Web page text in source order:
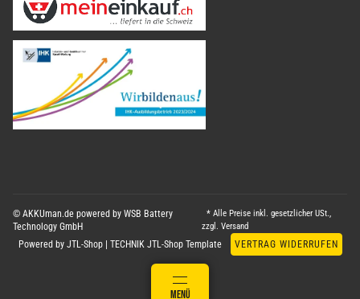
© AKKUman.de powered by WSB Battery
Technology GmbH
* Alle Preise inkl. gesetzlicher USt.,
zzgl.Versand
Powered by JTL-Shop TECHNIK JTL-Shop Template VERTRAG WIDERRUFEN
MENÜ